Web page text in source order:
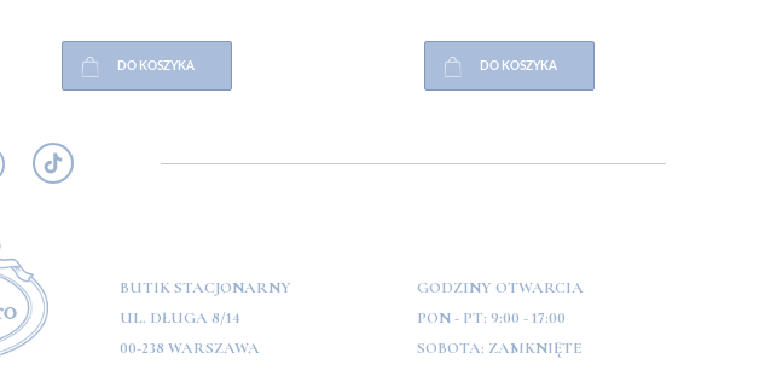
DO KOSZYKA DO KOSZYKA
BUTIK STACJONARNY
UL. DŁUGA 8/14
00-238 WARSZAWA
GODZINY OTWARCIA
PON - PT: 9:00 - 17:00
SOBOTA: ZAMKNIĘTE